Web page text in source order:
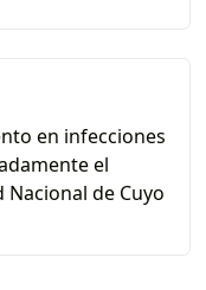
en infecciones
el
de Cuyo